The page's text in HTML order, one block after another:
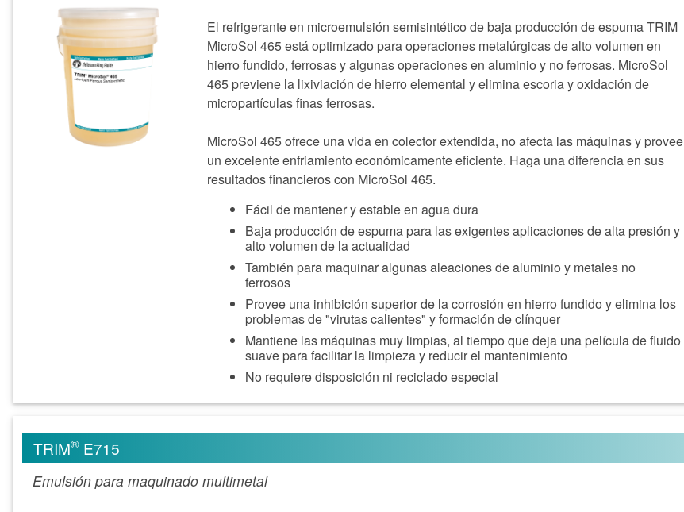
El refrigerante en microemulsión semisintético de baja producción de espuma TRIM
MicroSol 465 está optimizado para operaciones metalúrgicas de alto volumen en
hierro fundido, ferrosas y algunas operaciones en aluminio y no ferrosas. MicroSol
465 previene la lixiviación de hierro elemental y elimina escoria y oxidación de
micropartículas finas ferrosas.
MicroSol 465 ofrece una vida en colector extendida, no afecta las máquinas y provee
un excelente enfriamiento económicamente eficiente. Haga una diferencia en sus
resultados financieros con MicroSol 465.
Fácil de mantener y estable en agua dura
Baja producción de espuma para las exigentes aplicaciones de alta presión y
alto volumen de la actualidad
También para maquinar algunas aleaciones de aluminio y metales no
ferrosos
Provee una inhibición superior de la corrosión en hierro fundido y elimina los
problemas de "virutas calientes" y formación de clínquer
Mantiene las máquinas muy limpias, al tiempo que deja una película de fluido
suave para facilitar la limpieza y reducir el mantenimiento
No requiere disposición ni reciclado especial
TRIM® E715
Emulsión para maquinado multimetal